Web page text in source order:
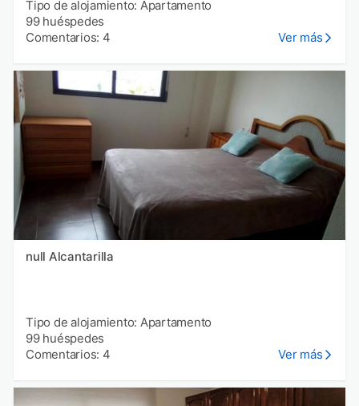
Tipo de alojamiento: Apartamento
99 huéspedes
Comentarios: 4
Ver más
null Alcantarilla
Tipo de alojamiento: Apartamento
99 huéspedes
Comentarios: 4
Ver más